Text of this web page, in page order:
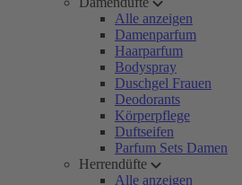
Alle anzeigen
Damenparfum
Haarparfum
Bodyspray
Duschgel Frauen
Deodorants
Körperpflege
Duftseifen
Parfum Sets Damen
Herrendüfte
Alle anzeigen